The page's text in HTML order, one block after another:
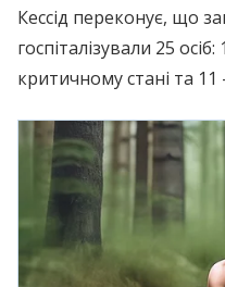
Кессід переконує, що
госпіталізували 25
критичному стані та